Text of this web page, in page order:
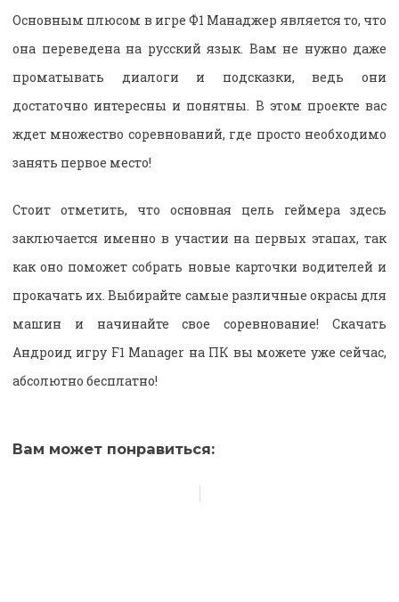
Основным плюсом в игре Ф1 Манаджер является то, что
она переведена на русский язык. Вам не нужно даже
проматывать диалоги и подсказки, ведь они
достаточно интересны и понятны. В этом проекте вас
ждет множество соревнований, где просто необходимо
занять первое место!
Стоит отметить, что основная цель геймера здесь
заключается именно в участии на первых этапах, так
как оно поможет собрать новые карточки водителей и
прокачать их. Выбирайте самые различные окрасы для
машин и начинайте свое соревнование! Скачать
Андроид игру F1 Manager на ПК вы можете уже сейчас,
абсолютно бесплатно!
Вам может понравиться: